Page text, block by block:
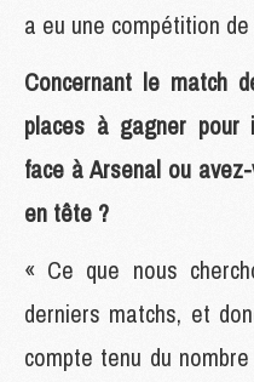
a eu une compétition
Concernant le match
places à gagner pour
face à Arsenal ou
en tête ?
« Ce que nous
derniers matchs, et
compte tenu du